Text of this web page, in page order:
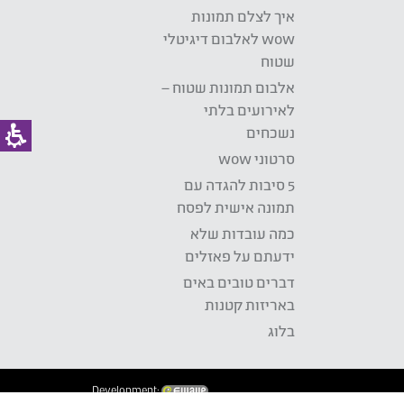
איך לצלם תמונות
wow לאלבום דיגיטלי
שטוח
אלבום תמונות שטוח –
לאירועים בלתי
נשכחים
סרטוני wow
5 סיבות להגדה עם
תמונה אישית לפסח
כמה עובדות שלא
ידעתם על פאזלים
דברים טובים באים
באריזות קטנות
בלוג
Development: